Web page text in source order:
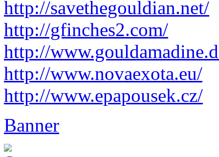
http://savethegouldian.net/
http://gfinches2.com/
http://
http://www.novaexota.eu/
http://www.epapousek.cz/
Banner